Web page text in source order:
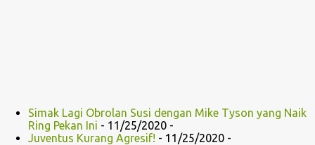
Simak Lagi Obrolan Susi dengan Mike Tyson yang Naik
Ring Pekan Ini - 11/25/2020 -
Juventus Kurang Agresif! - 11/25/2020 -